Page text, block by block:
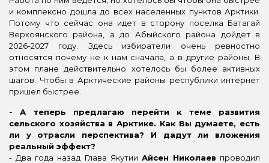
и комплексно дошла до всех населенных пунктов Арктики.
Потому что сейчас она идет в сторону поселка Батагай
Верхоянского района, а до Абыйского района дойдет в
2026-2027 году. Здесь избиратели очень ревностно
относятся почему не к нам сначала, а в другие районы. В
этом плане действительно хотелось бы более активных
шагов. Чтобы в Арктические районы республики интернет
пришел быстрее.
- А теперь предлагаю перейти к теме развития
сельского хозяйства в Арктике. Как Вы думаете, есть
ли у отрасли перспектива? И дадут ли вложения
реальный эффект?
- Два года назад Глава Якутии Айсен Николаев проводил